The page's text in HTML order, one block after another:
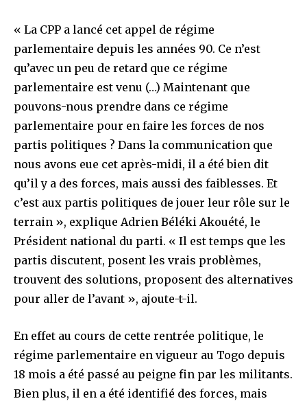
« La CPP a lancé cet appel de régime
parlementaire depuis les années 90. Ce n’est
qu’avec un peu de retard que ce régime
parlementaire est venu (…) Maintenant que
pouvons-nous prendre dans ce régime
parlementaire pour en faire les forces de nos
partis politiques ? Dans la communication que
nous avons eue cet après-midi, il a été bien dit
qu’il y a des forces, mais aussi des faiblesses. Et
c’est aux partis politiques de jouer leur rôle sur le
terrain », explique Adrien Béléki Akouété, le
Président national du parti. « Il est temps que les
partis discutent, posent les vrais problèmes,
trouvent des solutions, proposent des alternatives
pour aller de l’avant », ajoute-t-il.
En effet au cours de cette rentrée politique, le
régime parlementaire en vigueur au Togo depuis
18 mois a été passé au peigne fin par les militants.
Bien plus, il en a été identifié des forces, mais